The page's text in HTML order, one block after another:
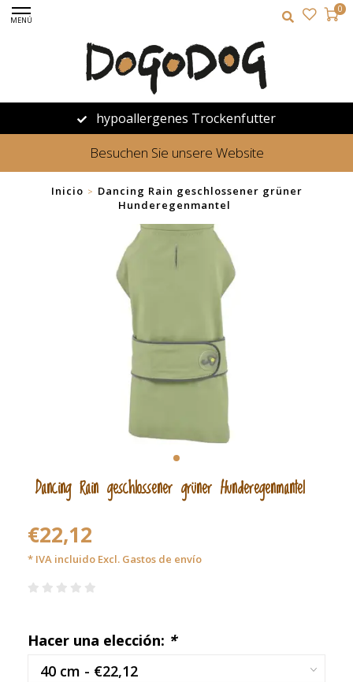
MENÚ
0
hypoallergenes Trockenfutter
Besuchen Sie unsere Website
Inicio > Dancing Rain geschlossener grüner
Hunderegenmantel
Dancing Rain geschlossener grüner Hunderegenmantel
€22,12
* IVA incluido Excl. Gastos de envío
Hacer una elección: *